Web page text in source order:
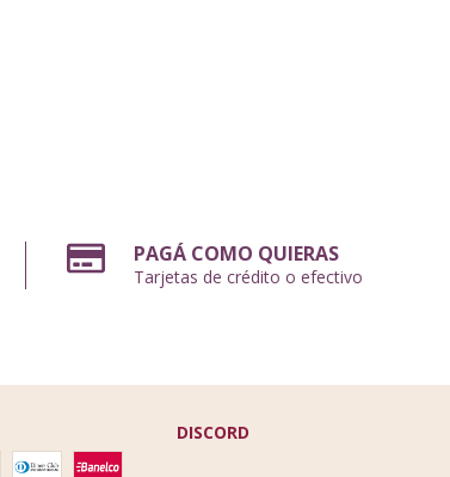
PAGÁ COMO QUIERAS
Tarjetas de crédito o efectivo
DISCORD